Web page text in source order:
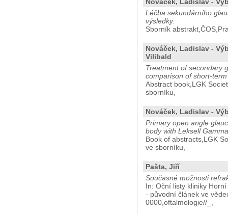
Léčba sekundárního
výsledky.
Sborník
Nováček, Ladislav -
Vilibald
Treatment of secondary
comparison of short-
Abstract book,LGK
sborníku,
Nováček, Ladislav -
Primary open angle
body with Leksell
Book of abstracts,LGK
ve sborníku,
Pašta, Jiří
Současné možnosti
In: Oční listy kliniky
- původní článek ve
0000,oftalmologie//_,